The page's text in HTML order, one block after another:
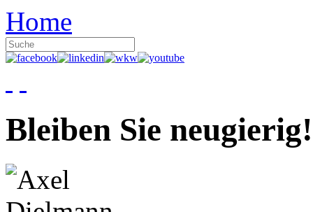
Home
Bleiben Sie neugierig!